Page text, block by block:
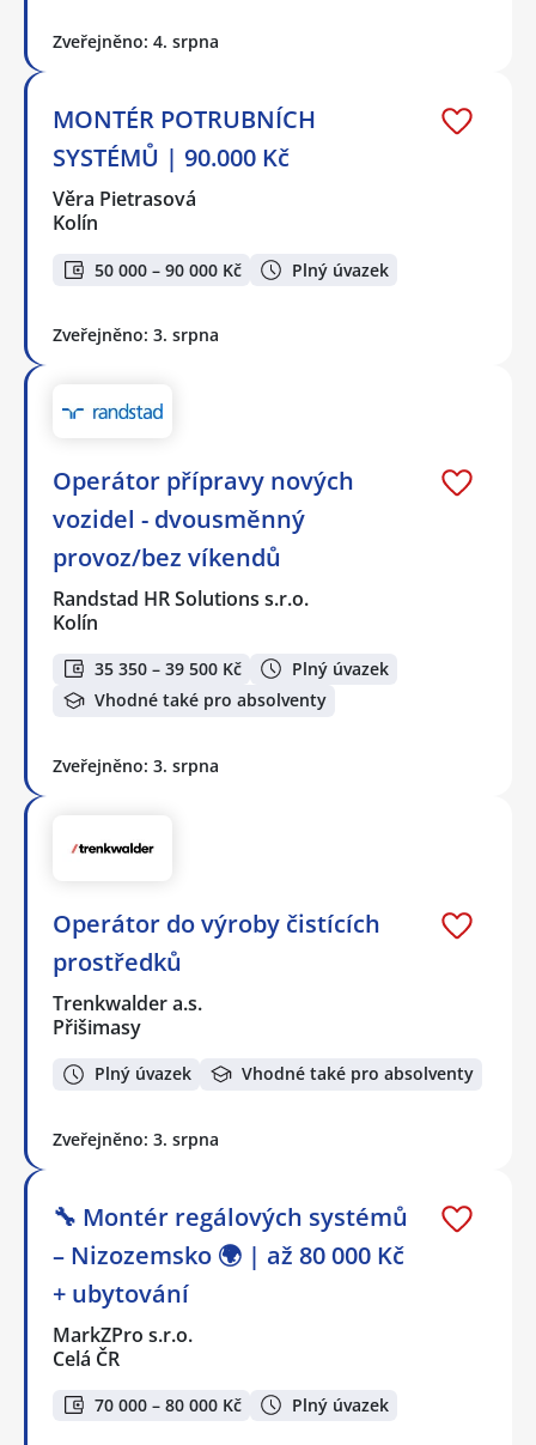
Zveřejněno: 4. srpna
MONTÉR POTRUBNÍCH
SYSTÉMŮ | 90.000 Kč
Věra Pietrasová
Kolín
50 000 – 90 000 Kč Plný úvazek
Zveřejněno: 3. srpna
Operátor přípravy nových
vozidel - dvousměnný
provoz/bez víkendů
Randstad HR Solutions s.r.o.
Kolín
35 350 – 39 500 Kč
Plný úvazek
Vhodné také pro absolventy
Zveřejněno: 3. srpna
Operátor do výroby čistících
prostředků
Trenkwalder a.s.
Přišimasy
Plný úvazek Vhodné také pro absolventy
Zveřejněno: 3. srpna
🔧 Montér regálových systémů
– Nizozemsko 🌍 | až 80 000 Kč
+ ubytování
MarkZPro s.r.o.
Celá ČR
70 000 – 80 000 Kč Plný úvazek